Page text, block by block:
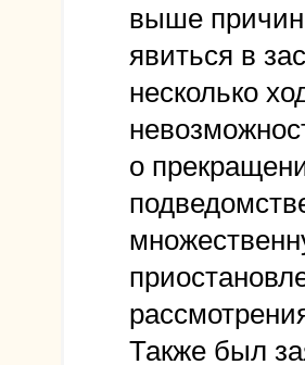
выше
явиться в
несколько
о
Также был